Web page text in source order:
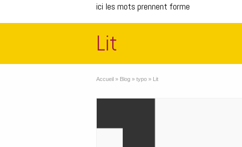
ici les mots prennent forme
Lit
Accueil » Blog » typo » Lit